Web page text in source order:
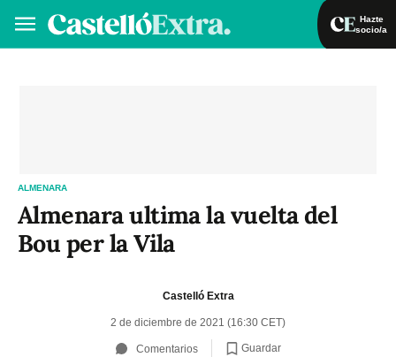
Hazte
socio/a
ALMENARA
Almenara ultima la vuelta del
Bou per la Vila
Castelló Extra
2 de diciembre de 2021 (16:30 CET)
Comentarios Guardar